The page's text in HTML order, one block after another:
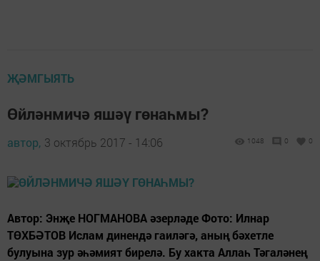
ҖӘМГЫЯТЬ
Өйләнмичә яшәү гөнаһмы?
автор, 3 октябрь 2017 - 14:06 1048 0 0
Автор: Энҗе НОГМАНОВА әзерләде Фото: Илнар
ТӨХБӘТОВ Ислам динендә гаиләгә, аның бәхетле
булуына зур әһәмият бирелә. Бу хакта Аллаһ Тәгаләнең